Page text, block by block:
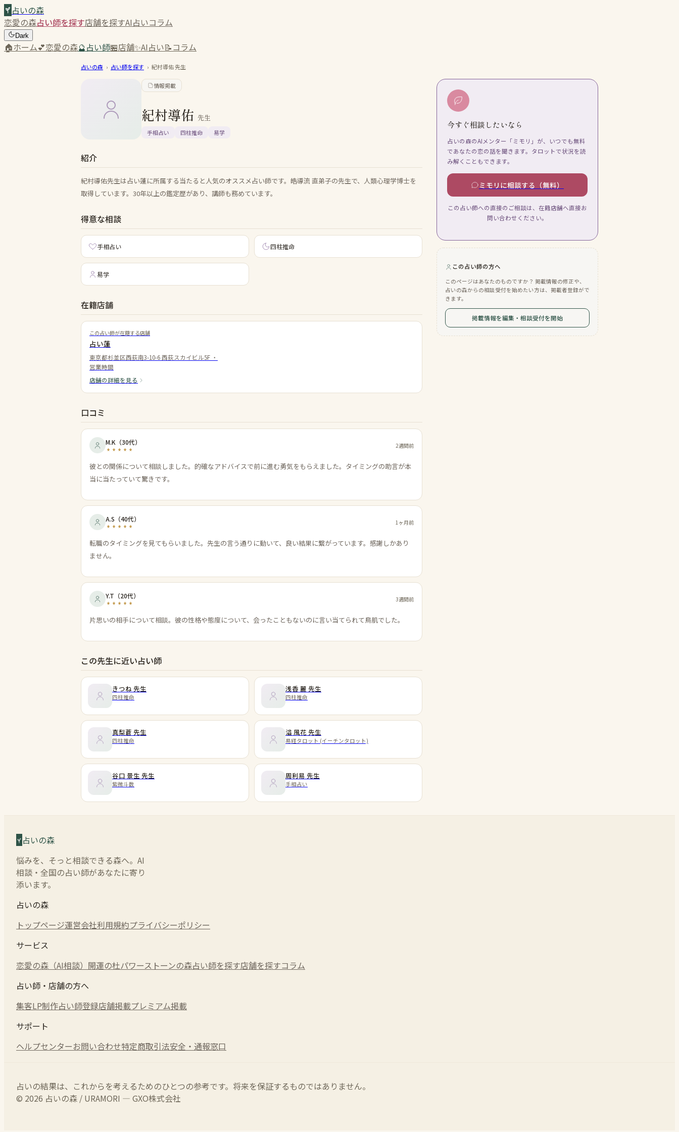
占いの森
恋愛の森占い師を探す店舗を探すAI占いコラム
Dark
🏠ホーム💕恋愛の森🔮占い師🏪店舗✨AI占い📝コラム
占いの森 › 占い師を探す › 紀村導佑先生
情報掲載
紀村導佑 先生
手相占い 四柱推命 易学
紹介
紀村導佑先生は占い蓮に所属する当たると人気のオススメ占い師です。皓導流 直弟子の先生で、人類心理学博士を
取得しています。30年以上の鑑定歴があり、講師も務めています。
得意な相談
手相占い 四柱推命
易学
在籍店舗
この占い師が在籍する店舗
占い蓮
東京都杉並区西荻南3-10-6 西荻スカイビル5F ・
営業時間
店舗の詳細を見る
口コミ
M.K （30代） 2週間前
彼との関係について相談しました。的確なアドバイスで前に進む勇気をもらえました。タイミングの助言が本
当に当たっていて驚きです。
A.S （40代） 1ヶ月前
転職のタイミングを見てもらいました。先生の言う通りに動いて、良い結果に繋がっています。感謝しかあり
ません。
Y.T （20代） 3週間前
片思いの相手について相談。彼の性格や態度について、会ったこともないのに言い当てられて鳥肌でした。
この先生に近い占い師
きつね 先生
四柱推命
浅香 麗 先生
四柱推命
真梨蒼 先生
四柱推命
溢 風花 先生
易経タロット (イーチンタロット)
谷口 景生 先生
紫微斗数
周利易 先生
手相占い
今すぐ相談したいなら
占いの森のAIメンター「ミモリ」が、いつでも無料
であなたの恋の話を聞きます。タロットで状況を読
み解くこともできます。
ミモリに相談する（無料）
この占い師への直接のご相談は、在籍店舗へ直接お
問い合わせください。
この占い師の方へ
このページはあなたのものですか？ 掲載情報の修正や、
占いの森からの相談受付を始めたい方は、掲載者登録がで
きます。
掲載情報を編集・相談受付を開始
占いの森
悩みを、そっと相談できる森へ。AI
相談・全国の占い師があなたに寄り
添います。
占いの森
トップページ運営会社利用規約プライバシーポリシー
サービス
恋愛の森（AI相談） 開運の杜パワーストーンの森占い師を探す店舗を探すコラム
占い師・店舗の方へ
集客LP制作占い師登録店舗掲載プレミアム掲載
サポート
ヘルプセンターお問い合わせ特定商取引法安全・通報窓口
占いの結果は、これからを考えるためのひとつの参考です。将来を保証するものではありません。
© 2026 占いの森 / URAMORI — GXO株式会社